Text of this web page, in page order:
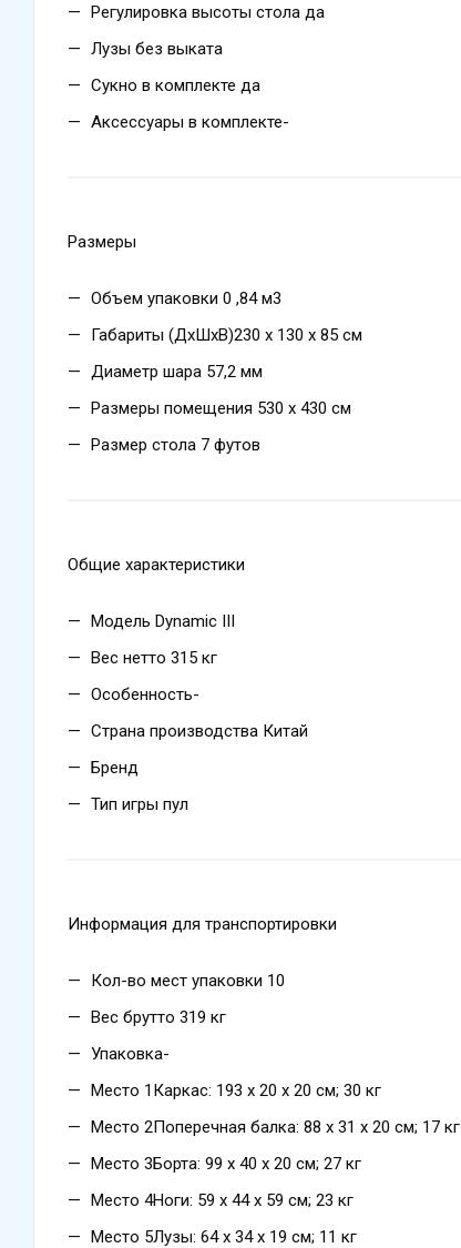
Регулировка высоты стола да
Лузы без выката
Сукно в комплекте да
Аксессуары в комплекте-
Размеры
Объем упаковки 0 ,84 м3
Габариты (ДхШхВ)230 х 130 х 85 см
Диаметр шара 57,2 мм
Размеры помещения 530 х 430 см
Размер стола 7 футов
Общие характеристики
Модель Dynamic III
Вес нетто 315 кг
Особенность-
Страна производства Китай
Бренд
Тип игры пул
Информация для транспортировки
Кол-во мест упаковки 10
Вес брутто 319 кг
Упаковка-
Место 1Каркас: 193 х 20 х 20 см; 30 кг
Место 2Поперечная балка: 88 х 31 х 20 см; 17 кг
Место 3Борта: 99 х 40 х 20 см; 27 кг
Место 4Ноги: 59 х 44 х 59 см; 23 кг
Место 5Лузы: 64 х 34 х 19 см; 11 кг